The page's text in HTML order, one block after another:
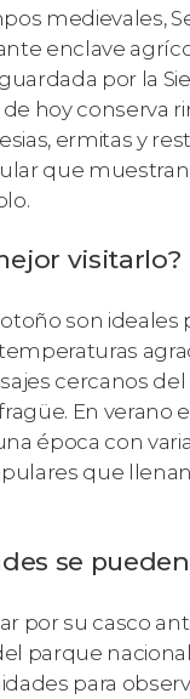
medievales,
enclave
por la
hoy conserva
ermitas y
que muestran
visitarlo?
son ideales
temperaturas
cercanos
En verano
época con
que
se
por su casco
parque
para